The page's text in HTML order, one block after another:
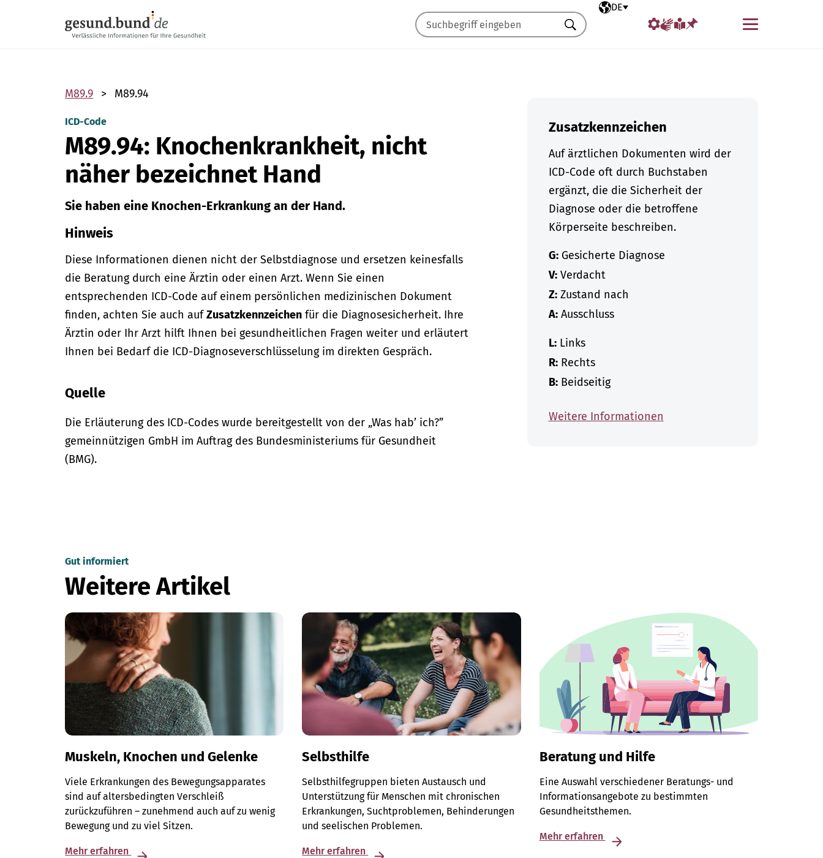
Ausgewählte Sprache
DE
Menü
Suchen
M89.9 M89.94
ICD-Code
M89.94: Knochenkrankheit, nicht
näher bezeichnet Hand
Sie haben eine Knochen-Erkrankung an der Hand.
Hinweis
Diese Informationen dienen nicht der Selbstdiagnose und ersetzen keinesfalls
die Beratung durch eine Ärztin oder einen Arzt. Wenn Sie einen
entsprechenden ICD-Code auf einem persönlichen medizinischen Dokument
finden, achten Sie auch aufZusatzkennzeichen für die Diagnosesicherheit. Ihre
Ärztin oder Ihr Arzt hilft Ihnen bei gesundheitlichen Fragen weiter und erläutert
Ihnen bei Bedarf die ICD-Diagnoseverschlüsselung im direkten Gespräch.
Quelle
Die Erläuterung des ICD-Codes wurde bereitgestellt von der „Was hab’ ich?”
gemeinnützigen GmbH im Auftrag des Bundesministeriums für Gesundheit
(BMG).
Zusatzkennzeichen
Auf ärztlichen Dokumenten wird der
ICD-Code oft durch Buchstaben
ergänzt, die die Sicherheit der
Diagnose oder die betroffene
Körperseite beschreiben.
G:Gesicherte Diagnose
V:Verdacht
Z:Zustand nach
A:Ausschluss
L:Links
R:Rechts
B:Beidseitig
Weitere Informationen
Gut informiert
Weitere Artikel
Muskeln, Knochen und Gelenke
Viele Erkrankungen des Bewegungsapparates
sind auf altersbedingten Verschleiß
zurückzuführen – zunehmend auch auf zu wenig
Bewegung und zu viel Sitzen.
Mehr erfahren
Selbsthilfe
Selbsthilfegruppen bieten Austausch und
Unterstützung für Menschen mit chronischen
Erkrankungen, Suchtproblemen, Behinderungen
und seelischen Problemen.
Mehr erfahren
Beratung und Hilfe
Eine Auswahl verschiedener Beratungs- und
Informationsangebote zu bestimmten
Gesundheitsthemen.
Mehr erfahren